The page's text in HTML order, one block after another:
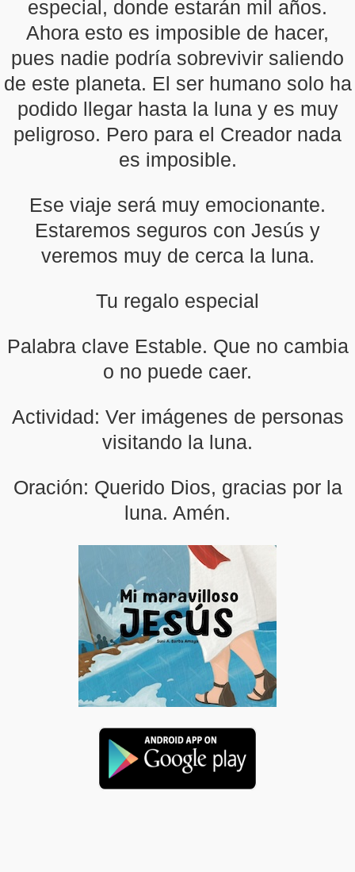
especial, donde estarán mil años.
Ahora esto es imposible de hacer,
pues nadie podría sobrevivir saliendo
de este planeta. El ser humano solo ha
podido llegar hasta la luna y es muy
peligroso. Pero para el Creador nada
es imposible.
Ese viaje será muy emocionante.
Estaremos seguros con Jesús y
veremos muy de cerca la luna.
Tu regalo especial
Palabra clave Estable. Que no cambia
o no puede caer.
Actividad: Ver imágenes de personas
visitando la luna.
Oración: Querido Dios, gracias por la
luna. Amén.